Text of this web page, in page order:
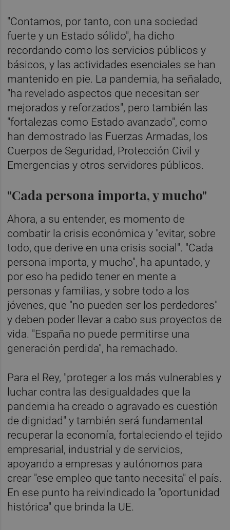
"Contamos, por tanto, con una sociedad
fuerte y un Estado sólido", ha dicho
recordando como los servicios públicos y
básicos, y las actividades esenciales se han
mantenido en pie. La pandemia, ha señalado,
"ha revelado aspectos que necesitan ser
mejorados y reforzados", pero también las
"fortalezas como Estado avanzado", como
han demostrado las Fuerzas Armadas, los
Cuerpos de Seguridad, Protección Civil y
Emergencias y otros servidores públicos.
"Cada persona importa, y mucho"
Ahora, a su entender, es momento de
combatir la crisis económica y "evitar, sobre
todo, que derive en una crisis social". "Cada
persona importa, y mucho", ha apuntado, y
por eso ha pedido tener en mente a
personas y familias, y sobre todo a los
jóvenes, que "no pueden ser los perdedores"
y deben poder llevar a cabo sus proyectos de
vida. "España no puede permitirse una
generación perdida", ha remachado.
Para el Rey, "proteger a los más vulnerables y
luchar contra las desigualdades que la
pandemia ha creado o agravado es cuestión
de dignidad" y también será fundamental
recuperar la economía, fortaleciendo el tejido
empresarial, industrial y de servicios,
apoyando a empresas y autónomos para
crear "ese empleo que tanto necesita" el país.
En ese punto ha reivindicado la "oportunidad
histórica" que brinda la UE.